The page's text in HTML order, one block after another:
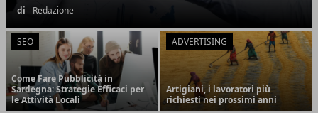
di - Redazione
SEO
Come Fare Pubblicità in
Sardegna: Strategie Efficaci per
le Attività Locali
ADVERTISING
Artigiani, i lavoratori più
richiesti nei prossimi anni